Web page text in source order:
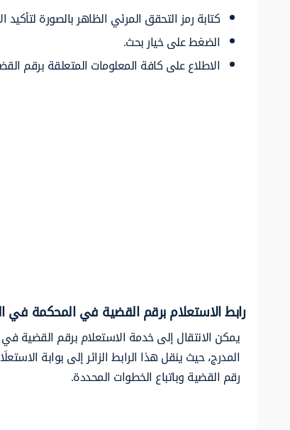
كتابة رمز التحقق المرئي الظاهر بالصورة لتأكيد
الضغط على خيار بحث.
الاطلاع على كافة المعلومات المتعلقة برقم
رابط الاستعلام برقم القضية في المحكمة في
يمكن الانتقال إلى خدمة الاستعلام برقم القضية
المدرج، حيث ينقل هذا الرابط الزائر إلى بوابة
رقم القضية وباتباع الخطوات المحددة.